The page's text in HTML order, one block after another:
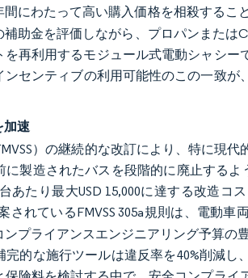
間にわたって高い購入価格を相殺するこ
助金を評価しながら、プロパンまたは
再利用するモジュール式電動シャシ
センティブの利用可能性のこの一致
加速
）の継続的な改訂により、特に現
製造されたバスを段階的に廃止する
あたり最大USD 15,000に達する改造
されているFMVSS 305a規則は、電動
プライアンスエンジニアリング予算の
的な施行ツールは違反率を40%削減